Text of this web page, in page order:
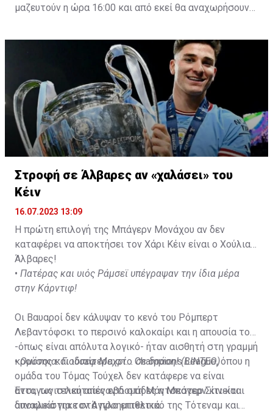
μαζευτούν η ώρα 16:00 και από εκεί θα αναχωρήσουν
δώοσυν το παρών τους στην απογευματινή προπόνηση
Στροφή σε Άλβαρες αν «χαλάσει» του
Κέιν
16.07.2023 13:09
Η πρώτη επιλογή της Μπάγερν Μονάχου αν δεν
καταφέρει να αποκτήσει τον Χάρι Κέιν είναι ο Χούλιαν
Άλβαρες!
• Πατέρας και υιός Ράμσεϊ υπέγραψαν την ίδια μέρα
στην Κάρντιφ!
Οι Βαυαροί δεν κάλυψαν το κενό του Ρόμπερτ
Λεβαντόφσκι το περσινό καλοκαίρι και η απουσία του
-όπως είναι απόλυτα λογικό- ήταν αισθητή στη γραμμή
κρούσης και ιδιαίτερα στο Champions League, όπου η
ομάδα του Τόμας Τούχελ δεν κατάφερε να είναι
ανταγωνιστική απέναντι στη Μάντσεστερ Σίτι και
αποκλείστηκε στα προημιτελικά.
•Ομόνοια: Γιούσεφ Μεχρί... σε δράση! (ΒΙΝΤΕΟ)
Έτσι, τις τελευταίες εβδομάδες η Μπάγερν κινείται
δυναμικά για τον Άγγλο επιθετικό της Τότεναμ και